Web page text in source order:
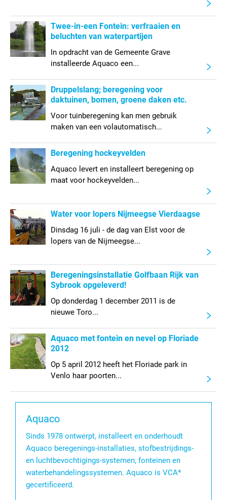
Twee-in-een Fontein: verfraaien en
beluchten van waterpartijen
In opdracht van de Gemeente Grave
installeerde Aquaco een...
Druppelslang; beregening voor
daktuinen, bomen, groene daken etc.
Voor tuinberegening kan men gebruik
maken van een volautomatisch...
Beregening hockeyvelden
Aquaco levert en installeert beregening op
maat voor hockeyvelden...
Water voor lopers Nijmeegse Vierdaagse
Dinsdag 16 juli - de dag van Elst voor de
lopers van de Nijmeegse...
Beregeningsinstallatie Golfbaan Rijk van
Sybrook opgeleverd!
Op donderdag 1 december 2011 is de
nieuwe Toro...
Aquaco met fontein en nevel op Floriade
2012
Op 5 april 2012 heeft het Floriade park in
Venlo haar poorten...
Aquaco
Sinds 1978 ontwerpt, installeert en onderhoudt
Aquaco beregenings-installaties, stofbestrijdings-
en luchtbevochtigings-systemen, fonteinen en
waterbehandelingssystemen. Aquaco is VCA*
gecertificeerd.